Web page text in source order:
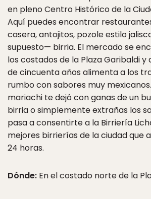
en pleno Centro Histórico de la
Aquí puedes encontrar
casera, antojitos, pozole estilo
supuesto— birria. El mercado se
los costados de la Plaza Garibaldi y
de cincuenta años alimenta a los
rumbo con sabores muy
mariachi te dejó con ganas de un
birria o simplemente extrañas los
pasa a consentirte a la Birriería
mejores birrierías de la ciudad que
24 horas.
Dónde: En el costado norte de la